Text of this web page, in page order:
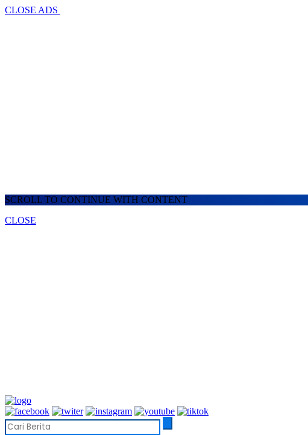
CLOSE ADS
SCROLL TO CONTINUE WITH CONTENT
CLOSE